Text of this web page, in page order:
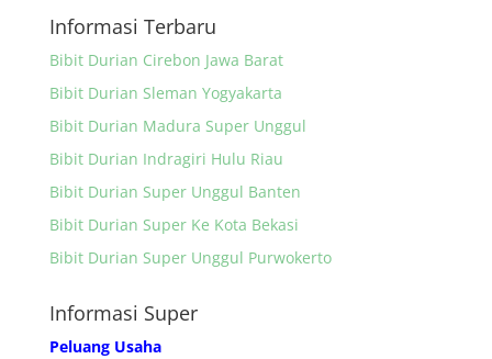
Informasi Terbaru
Bibit Durian Cirebon Jawa Barat
Bibit Durian Sleman Yogyakarta
Bibit Durian Madura Super Unggul
Bibit Durian Indragiri Hulu Riau
Bibit Durian Super Unggul Banten
Bibit Durian Super Ke Kota Bekasi
Bibit Durian Super Unggul Purwokerto
Informasi Super
Peluang Usaha